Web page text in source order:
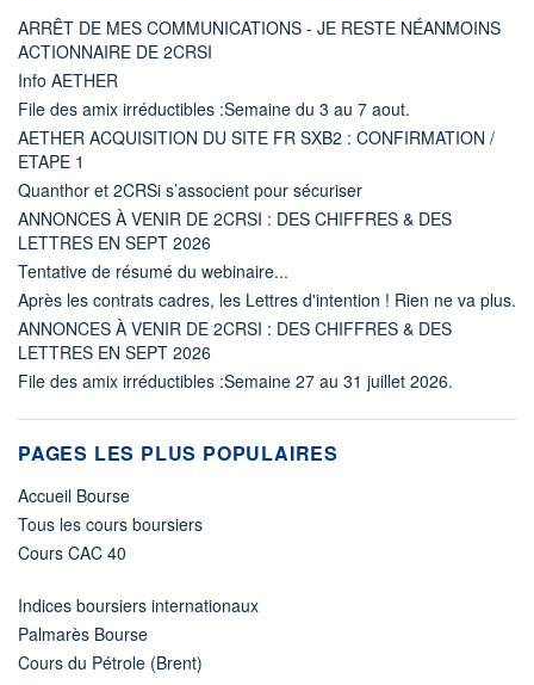
ARRÊT DE MES COMMUNICATIONS - JE RESTE NÉANMOINS
ACTIONNAIRE DE 2CRSI
Info AETHER
File des amix irréductibles :Semaine du 3 au 7 aout.
AETHER ACQUISITION DU SITE FR SXB2 : CONFIRMATION /
ETAPE 1
Quanthor et 2CRSi s’associent pour sécuriser
ANNONCES À VENIR DE 2CRSI : DES CHIFFRES & DES
LETTRES EN SEPT 2026
Tentative de résumé du webinaire...
Après les contrats cadres, les Lettres d'intention ! Rien ne va plus.
ANNONCES À VENIR DE 2CRSI : DES CHIFFRES & DES
LETTRES EN SEPT 2026
File des amix irréductibles :Semaine 27 au 31 juillet 2026.
PAGES LES PLUS POPULAIRES
Accueil Bourse
Tous les cours boursiers
Cours CAC 40
Indices boursiers internationaux
Palmarès Bourse
Cours du Pétrole (Brent)